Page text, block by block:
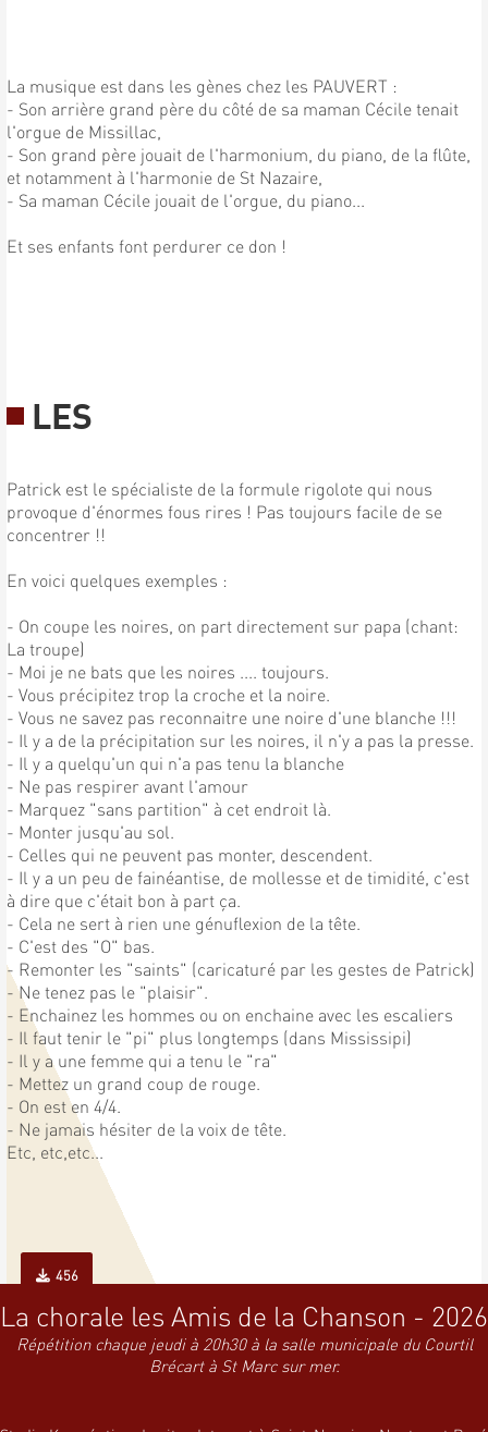
La musique est dans les gènes chez les PAUVERT :
- Son arrière grand père du côté de sa maman Cécile tenait
l'orgue de Missillac,
- Son grand père jouait de l'harmonium, du piano, de la flûte,
et notamment à l'harmonie de St Nazaire,
- Sa maman Cécile jouait de l'orgue, du piano...
Et ses enfants font perdurer ce don !
LES
Patrick est le spécialiste de la formule rigolote qui nous
provoque d'énormes fous rires ! Pas toujours facile de se
concentrer !!
En voici quelques exemples :
- On coupe les noires, on part directement sur papa (chant:
La troupe)
- Moi je ne bats que les noires .... toujours.
- Vous précipitez trop la croche et la noire.
- Vous ne savez pas reconnaitre une noire d'une blanche !!!
- Il y a de la précipitation sur les noires, il n'y a pas la presse.
- Il y a quelqu'un qui n'a pas tenu la blanche
- Ne pas respirer avant l'amour
- Marquez "sans partition" à cet endroit là.
- Monter jusqu'au sol.
- Celles qui ne peuvent pas monter, descendent.
- Il y a un peu de fainéantise, de mollesse et de timidité, c'est
à dire que c'était bon à part ça.
- Cela ne sert à rien une génuflexion de la tête.
- C'est des "O" bas.
- Remonter les "saints" (caricaturé par les gestes de Patrick)
- Ne tenez pas le "plaisir".
- Enchainez les hommes ou on enchaine avec les escaliers
- Il faut tenir le "pi" plus longtemps (dans Mississipi)
- Il y a une femme qui a tenu le "ra"
- Mettez un grand coup de rouge.
- On est en 4/4.
- Ne jamais hésiter de la voix de tête.
Etc, etc,etc...
456
La chorale les Amis de la Chanson - 2026
Répétition chaque jeudi à 20h30 à la salle municipale du Courtil
Brécart à St Marc sur mer.